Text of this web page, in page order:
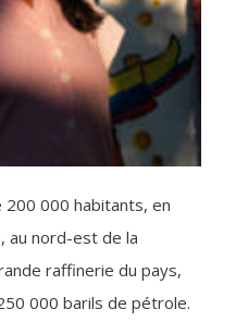
200 000 habitants, en
au nord-est de la
raffinerie du pays,
000 barils de pétrole.